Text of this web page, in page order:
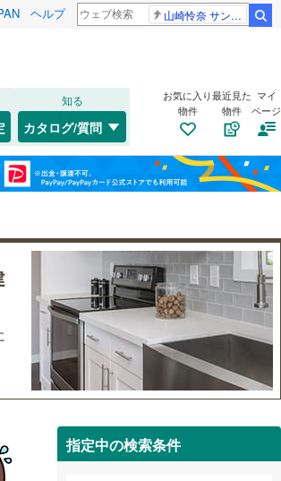
ヘルプ 山崎怜奈 サンジャポ
知る
カタログ/質問
お気に入り
物件
最近見た
物件
マイ
ページ
指定中の検索条件
福島
和歌山
土浦市(0)
結城市(0)
北茨城市(0)
牛久市(0)
鹿嶋市(0)
常陸大宮市
坂東市(0)
桜川市(0)
鉾田市(0)
水郡線(0)
鹿島線(0)
関東鉄道常総線(0)
つくばエクスプレス(0)
(0) (0) 阿字ケ浦
トイレ２か所（0）
太陽光発電システム（0）
南道路（0）
。
建
ッ